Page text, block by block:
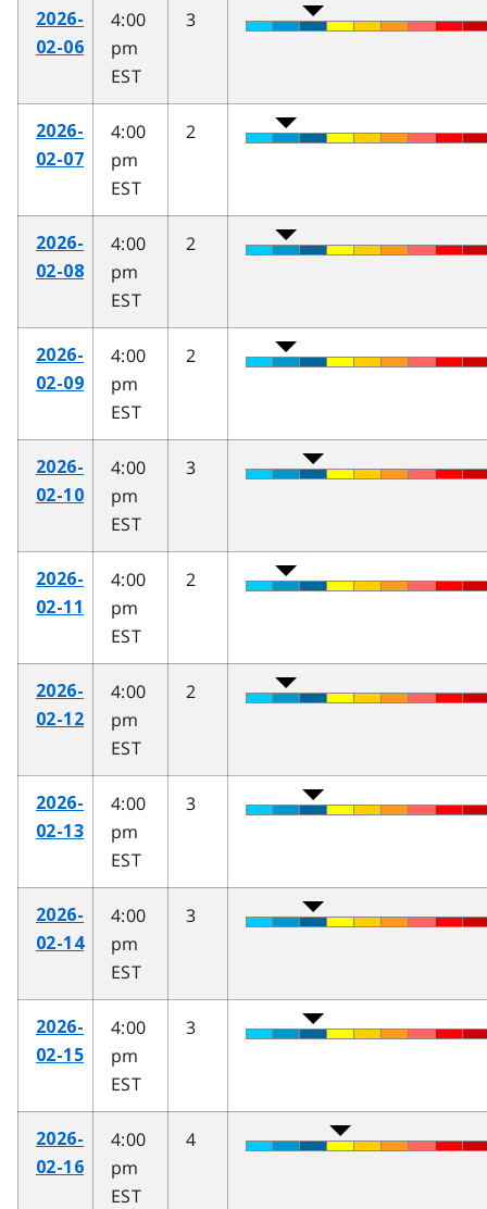
2026-
02-06
4:00
pm
EST
3
2026-
02-07
4:00
pm
EST
2
2026-
02-08
4:00
pm
EST
2
2026-
02-09
4:00
pm
EST
2
2026-
02-10
4:00
pm
EST
3
2026-
02-11
4:00
pm
EST
2
2026-
02-12
4:00
pm
EST
2
2026-
02-13
4:00
pm
EST
3
2026-
02-14
4:00
pm
EST
3
2026-
02-15
4:00
pm
EST
3
2026-
02-16
4:00
pm
EST
4